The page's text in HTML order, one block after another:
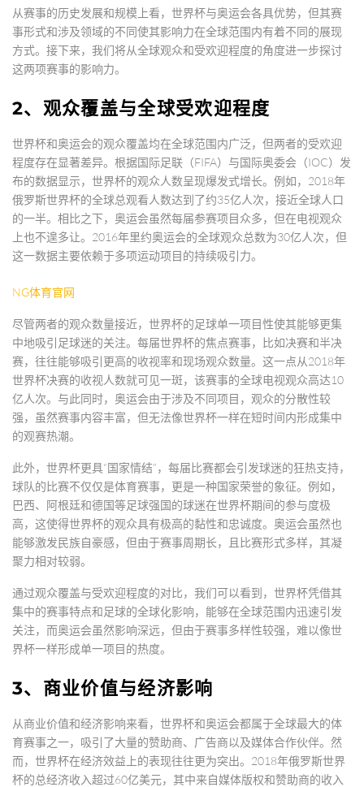
从赛事的历史发展和规模上看，世界杯与奥运会各具优势，但其赛
事形式和涉及领域的不同使其影响力在全球范围内有着不同的展现
方式。接下来，我们将从全球观众和受欢迎程度的角度进一步探讨
这两项赛事的影响力。
2、观众覆盖与全球受欢迎程度
世界杯和奥运会的观众覆盖均在全球范围内广泛，但两者的受欢迎
程度存在显著差异。根据国际足联（FIFA）与国际奥委会（IOC）发
布的数据显示，世界杯的观众人数呈现爆发式增长。例如，2018年
俄罗斯世界杯的全球总观看人数达到了约35亿人次，接近全球人口
的一半。相比之下，奥运会虽然每届参赛项目众多，但在电视观众
上也不遑多让。2016年里约奥运会的全球观众总数为30亿人次，但
这一数据主要依赖于多项运动项目的持续吸引力。
NG体育官网
尽管两者的观众数量接近，世界杯的足球单一项目性使其能够更集
中地吸引足球迷的关注。每届世界杯的焦点赛事，比如决赛和半决
赛，往往能够吸引更高的收视率和现场观众数量。这一点从2018年
世界杯决赛的收视人数就可见一斑，该赛事的全球电视观众高达10
亿人次。与此同时，奥运会由于涉及不同项目，观众的分散性较
强，虽然赛事内容丰富，但无法像世界杯一样在短时间内形成集中
的观赛热潮。
此外，世界杯更具“国家情结”，每届比赛都会引发球迷的狂热支持，
球队的比赛不仅仅是体育赛事，更是一种国家荣誉的象征。例如，
巴西、阿根廷和德国等足球强国的球迷在世界杯期间的参与度极
高，这使得世界杯的观众具有极高的黏性和忠诚度。奥运会虽然也
能够激发民族自豪感，但由于赛事周期长，且比赛形式多样，其凝
聚力相对较弱。
通过观众覆盖与受欢迎程度的对比，我们可以看到，世界杯凭借其
集中的赛事特点和足球的全球化影响，能够在全球范围内迅速引发
关注，而奥运会虽然影响深远，但由于赛事多样性较强，难以像世
界杯一样形成单一项目的热度。
3、商业价值与经济影响
从商业价值和经济影响来看，世界杯和奥运会都属于全球最大的体
育赛事之一，吸引了大量的赞助商、广告商以及媒体合作伙伴。然
而，世界杯在经济效益上的表现往往更为突出。2018年俄罗斯世界
杯的总经济收入超过60亿美元，其中来自媒体版权和赞助商的收入